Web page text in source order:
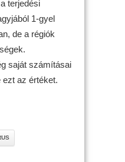
terjedési
1-gyel
de a régiók
saját számításai
ezt az értéket.